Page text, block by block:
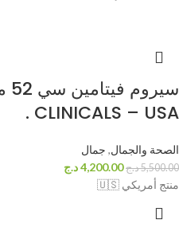
CLINICALS – USA .
الصحة والجمال, جمال
5,500.00د.ج 4,200.00د.ج
منتج أمريكي 🇺🇸